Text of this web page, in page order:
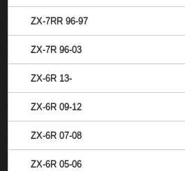
ZX-7RR 96-97
ZX-7R 96-03
ZX-6R 13-
ZX-6R 09-12
ZX-6R 07-08
ZX-6R 05-06